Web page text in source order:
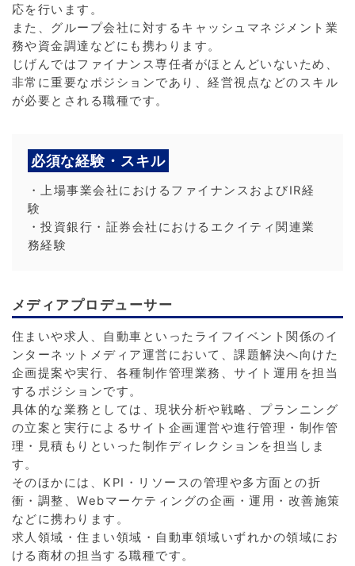
応を行います。
また、グループ会社に対するキャッシュマネジメント業
務や資金調達などにも携わります。
じげんではファイナンス専任者がほとんどいないため、
非常に重要なポジションであり、経営視点などのスキル
が必要とされる職種です。
必須な経験・スキル
・上場事業会社におけるファイナンスおよびIR経
験
・投資銀行・証券会社におけるエクイティ関連業
務経験
メディアプロデューサー
住まいや求人、自動車といったライフイベント関係のイ
ンターネットメディア運営において、課題解決へ向けた
企画提案や実行、各種制作管理業務、サイト運用を担当
するポジションです。
具体的な業務としては、現状分析や戦略、プランニング
の立案と実行によるサイト企画運営や進行管理・制作管
理・見積もりといった制作ディレクションを担当しま
す。
そのほかには、KPI・リソースの管理や多方面との折
衝・調整、Webマーケティングの企画・運用・改善施策
などに携わります。
求人領域・住まい領域・自動車領域いずれかの領域にお
ける商材の担当する職種です。